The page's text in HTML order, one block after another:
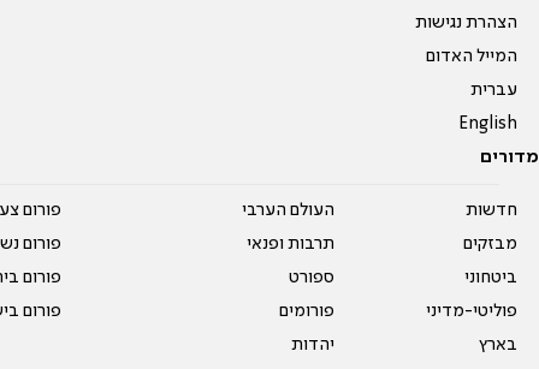
הצהרת נגישות
המייל האדום
עברית
English
מדורים
חדשות
מבזקים
ביטחוני
פוליטי-מדיני
בארץ
העולם הערבי
תרבות ופנאי
ספורט
פורומים
יהדות
פורום
פורום
פורום
פורום